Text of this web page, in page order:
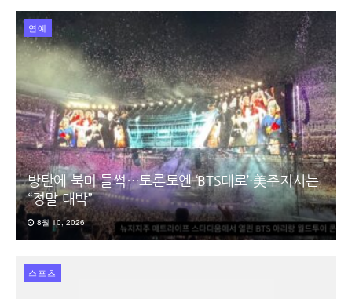
연예
방탄에 북미 들썩…토론토엔 ‘BTS대로’·美주지사는
“정말 대박”
8월 10, 2026
스포츠